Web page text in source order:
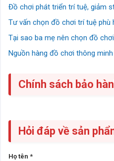
Đồ chơi phát triển trí tuệ, giảm
Tư vấn chọn đồ chơi trí tuệ phù
Tại sao ba mẹ nên chọn đồ
Nguồn hàng đồ chơi thông
Chính sách bảo
Hỏi đáp về sản
Họ tên *